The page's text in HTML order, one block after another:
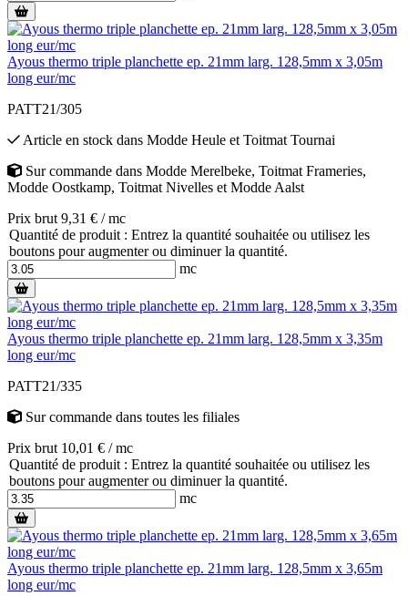
Ayous thermo triple planchette ep. 21mm larg. 128,5mm x 3,05m
long eur/mc
PATT21/305
Article en stock dans Modde Heule et Toitmat Tournai
Sur commande dans Modde Merelbeke, Toitmat Frameries,
Modde Oostkamp, Toitmat Nivelles et Modde Aalst
Prix brut 9,31 € / mc
Quantité de produit : Entrez la quantité souhaitée ou utilisez les
boutons pour augmenter ou diminuer la quantité.
mc
Ayous thermo triple planchette ep. 21mm larg. 128,5mm x 3,35m
long eur/mc
PATT21/335
Sur commande dans toutes les filiales
Prix brut 10,01 € / mc
Quantité de produit : Entrez la quantité souhaitée ou utilisez les
boutons pour augmenter ou diminuer la quantité.
mc
Ayous thermo triple planchette ep. 21mm larg. 128,5mm x 3,65m
long eur/mc